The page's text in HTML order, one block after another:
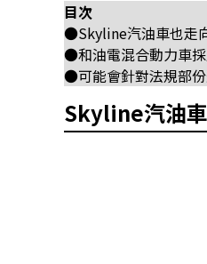
目次
●Skyline汽油車也走
●和油電混合動力車
●可能會針對法規部
Skyline汽油